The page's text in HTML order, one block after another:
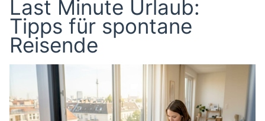
Last Minute Urlaub:
Tipps für spontane
Reisende